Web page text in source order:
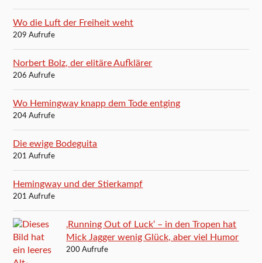
Wo die Luft der Freiheit weht
209 Aufrufe
Norbert Bolz, der elitäre Aufklärer
206 Aufrufe
Wo Hemingway knapp dem Tode entging
204 Aufrufe
Die ewige Bodeguita
201 Aufrufe
Hemingway und der Stierkampf
201 Aufrufe
‚Running Out of Luck‘ – in den Tropen hat
Mick Jagger wenig Glück, aber viel Humor
200 Aufrufe